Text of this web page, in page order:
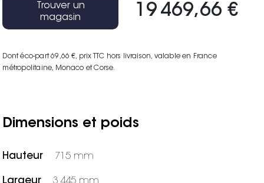
19 469,66 €
Dont éco-part 69,66 €, prix TTC hors livraison, valable en France
métropolitaine, Monaco et Corse.
Trouver un
magasin
Dimensions et poids
Hauteur 715 mm
Largeur 3 445 mm